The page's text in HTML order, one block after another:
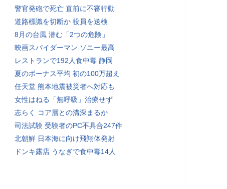
警官発砲で死亡 直前に不審行動
道路標識を切断か 役員を送検
8月の台風 潜む「2つの危険」
映画スパイダーマン ソニー最高
レストランで192人食中毒 静岡
夏のボーナス平均 初の100万超え
任天堂 熊本地震被災者へ対応も
女性はねる「無呼吸」治療せず
志らく コア層との溝深まるか
司法試験 受験者のPC不具合247件
北朝鮮 日本海に向け飛翔体発射
ドンキ露店 うなぎで食中毒14人